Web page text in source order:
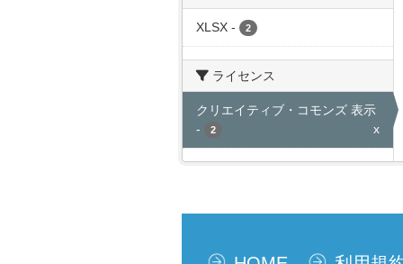
XLSX - 2
ライセンス
クリエイティブ・コモンズ 表示
-
2 x